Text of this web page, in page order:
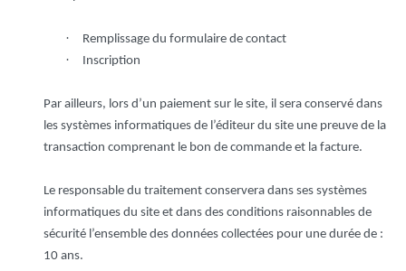
· Remplissage du formulaire de contact
· Inscription
Par ailleurs, lors d’un paiement sur le site, il sera conservé dans
les systèmes informatiques de l’éditeur du site une preuve de la
transaction comprenant le bon de commande et la facture.
Le responsable du traitement conservera dans ses systèmes
informatiques du site et dans des conditions raisonnables de
sécurité l’ensemble des données collectées pour une durée de :
10 ans.